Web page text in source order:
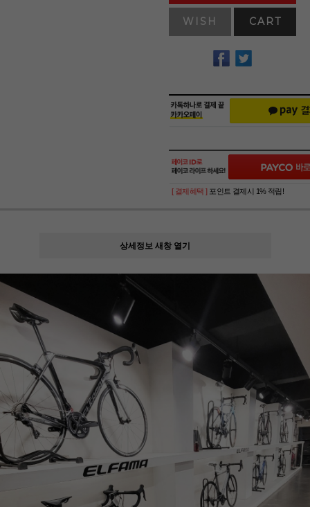
WISH CART
페이코 ID로
[ 결제혜택 ] 포인트 결제시 1% 적립!
상세정보 새창 열기